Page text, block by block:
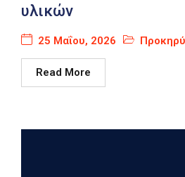
υλικών
25 Μαΐου, 2026
Read More